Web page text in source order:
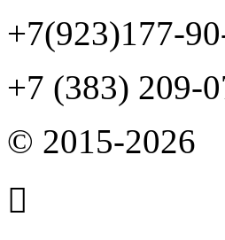
+7(923)177-
+7 (383) 209-
© 2015-2026
